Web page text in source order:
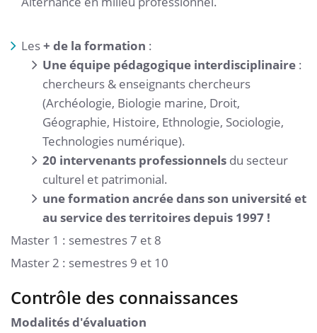
Les+ de la formation :
Une équipe pédagogique interdisciplinaire :
chercheurs & enseignants chercheurs
(Archéologie, Biologie marine, Droit,
Géographie, Histoire, Ethnologie, Sociologie,
Technologies numérique).
20 intervenants professionnels du secteur
culturel et patrimonial.
une formation ancrée dans son université et
au service des territoires depuis 1997 !
Master 1 : semestres 7 et 8
Master 2 : semestres 9 et 10
Contrôle des connaissances
Modalités d'évaluation